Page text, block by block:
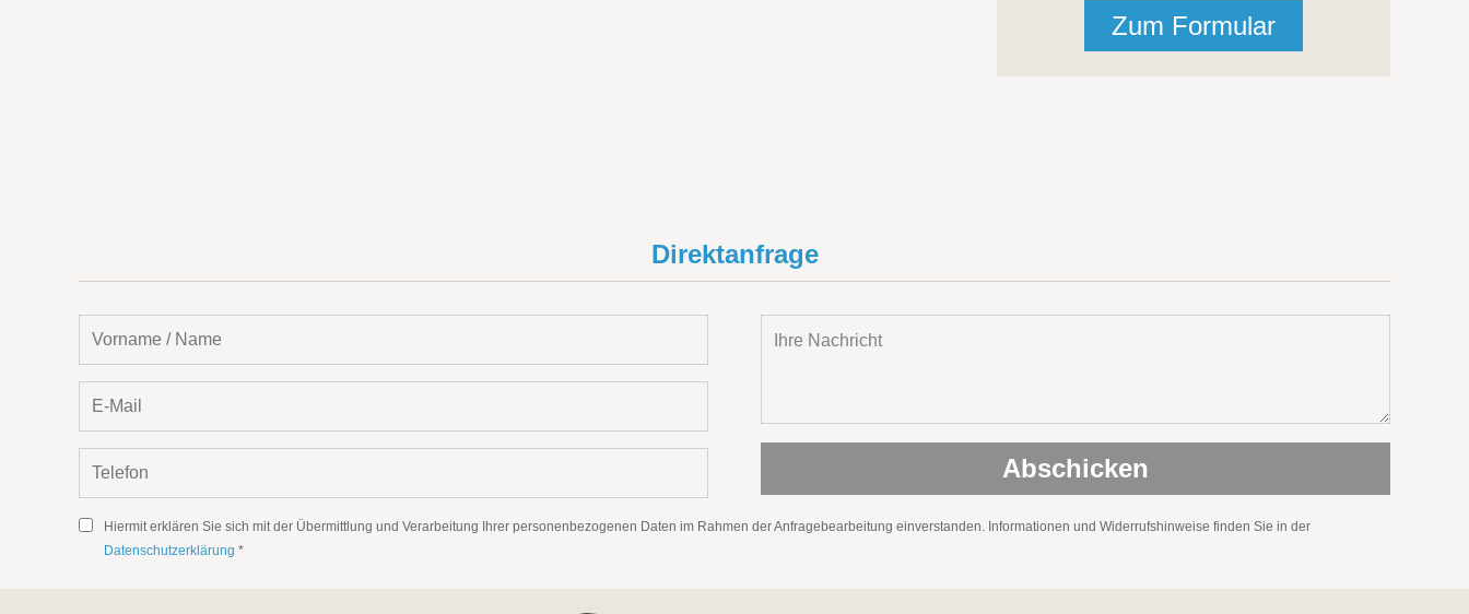
Zum Formular
Direktanfrage
Hiermit erklären Sie sich mit der Übermittlung und Verarbeitung Ihrer personenbezogenen Daten im Rahmen der Anfragebearbeitung einverstanden. Informationen und Widerrufshinweise finden Sie in der
Datenschutzerklärung *